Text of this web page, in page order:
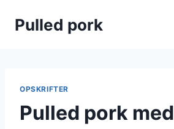
Pulled pork
OPSKRIFTER
Pulled pork med